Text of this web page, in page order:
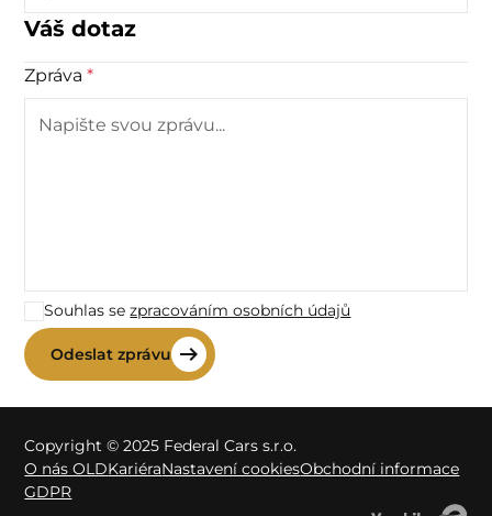
Váš dotaz
Zpráva*
Souhlas sezpracováním osobních údajů
Copyright © 2025 Federal Cars s.r.o.
O nás OLDKariéraNastavení cookiesObchodní informace
GDPR